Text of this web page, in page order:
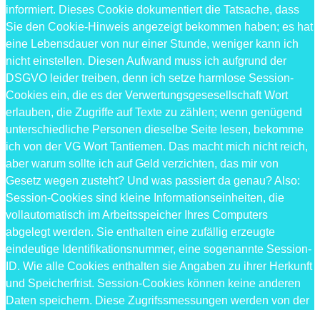
informiert. Dieses Cookie dokumentiert die Tatsache, dass
Sie den Cookie-Hinweis angezeigt bekommen haben; es hat
eine Lebensdauer von nur einer Stunde, weniger kann ich
nicht einstellen. Diesen Aufwand muss ich aufgrund der
DSGVO leider treiben, denn ich setze harmlose Session-
Cookies ein, die es der Verwertungsgesesellschaft Wort
erlauben, die Zugriffe auf Texte zu zählen; wenn genügend
unterschiedliche Personen dieselbe Seite lesen, bekomme
ich von der VG Wort Tantiemen. Das macht mich nicht reich,
aber warum sollte ich auf Geld verzichten, das mir von
Gesetz wegen zusteht? Und was passiert da genau? Also:
Session-Cookies sind kleine Informationseinheiten, die
vollautomatisch im Arbeitsspeicher Ihres Computers
abgelegt werden. Sie enthalten eine zufällig erzeugte
eindeutige Identifikationsnummer, eine sogenannte Session-
ID. Wie alle Cookies enthalten sie Angaben zu ihrer Herkunft
und Speicherfrist. Session-Cookies können keine anderen
Daten speichern. Diese Zugrifssmessungen werden von der